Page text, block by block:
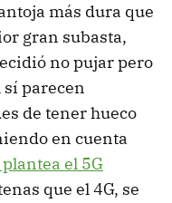
más dura que
gran subasta,
no pujar pero
sí parecen
de tener hueco
en cuenta
el 5G
que el 4G, se